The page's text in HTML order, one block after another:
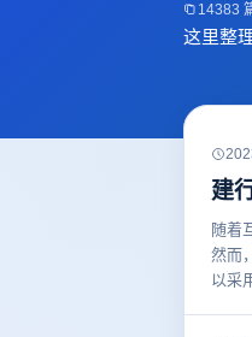
14383
这里整
建
随着
然而
以采